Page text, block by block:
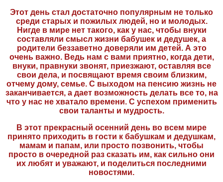
Этот день стал достаточно популярным не только
среди старых и пожилых людей, но и молодых.
Нигде в мире нет такого, как у нас, чтобы внуки
составляли смысл жизни бабушек и дедушек, а
родители беззаветно доверяли им детей. А это
очень важно. Ведь нам с вами приятно, когда дети,
внуки, правнуки звонят, приезжают, оставляя все
свои дела, и посвящают время своим близким,
отчему дому, семье. С выходом на пенсию жизнь не
заканчивается, а дает возможность делать все то, на
что у нас не хватало времени. С успехом применить
свои таланты и мудрость.
В этот прекрасный осенний день во всем мире
принято приходить в гости к бабушкам и дедушкам,
мамам и папам, или просто позвонить, чтобы
просто в очередной раз сказать им, как сильно они
их любят и уважают, и поделиться последними
новостями.